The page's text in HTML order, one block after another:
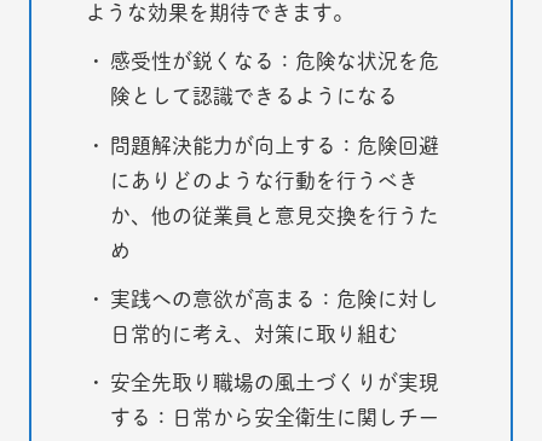
ような効果を期待できます。
感受性が鋭くなる：危険な状況を危
険として認識できるようになる
問題解決能力が向上する：危険回避
にありどのような行動を行うべき
か、他の従業員と意見交換を行うた
め
実践への意欲が高まる：危険に対し
日常的に考え、対策に取り組む
安全先取り職場の風土づくりが実現
する：日常から安全衛生に関しチー